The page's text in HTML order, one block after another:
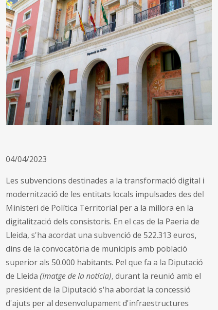
04/04/2023
Les subvencions destinades a la transformació digital i
modernització de les entitats locals impulsades des del
Ministeri de Política Territorial per a la millora en la
digitalització dels consistoris. En el cas de la Paeria de
Lleida, s'ha acordat una subvenció de 522.313 euros,
dins de la convocatòria de municipis amb població
superior als 50.000 habitants. Pel que fa a la Diputació
de Lleida (imatge de la notícia), durant la reunió amb el
president de la Diputació s'ha abordat la concessió
d'ajuts per al desenvolupament d'infraestructures